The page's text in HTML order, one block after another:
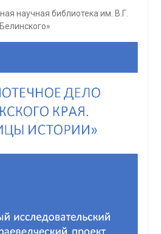
научная библиотека им. В.Г.
Белинского»